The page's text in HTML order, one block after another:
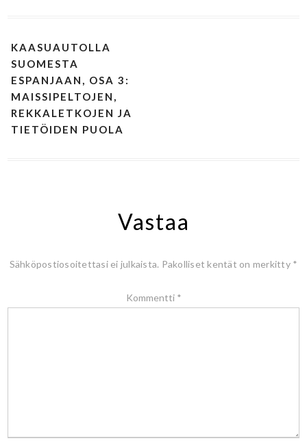
KAASUAUTOLLA
SUOMESTA
ESPANJAAN, OSA 3:
MAISSIPELTOJEN,
REKKALETKOJEN JA
TIETÖIDEN PUOLA
Vastaa
Sähköpostiosoitettasi ei julkaista. Pakolliset kentät on merkitty *
Kommentti *